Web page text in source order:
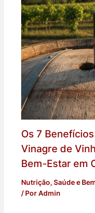
Os 7
Vinagre de
Bem-Estar em
Nutrição, Saúde e
/ PorAdmin